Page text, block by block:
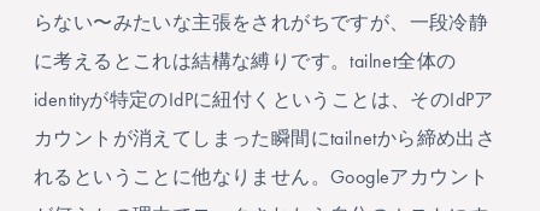
らない〜みたいな主張をされがちですが、一段冷静
に考えるとこれは結構な縛りです。tailnet全体の
identityが特定のIdPに紐付くということは、そのIdPア
カウントが消えてしまった瞬間にtailnetから締め出さ
れるということに他なりません。Googleアカウント